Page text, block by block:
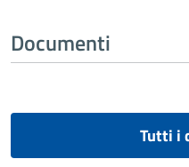
Documenti
Tutti i